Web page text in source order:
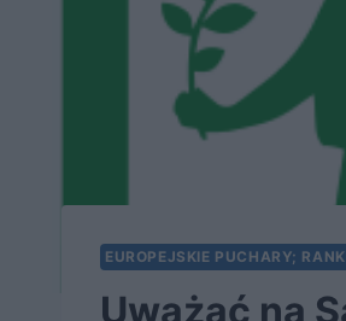
EUROPEJSKIE PUCHARY;
Uważać na